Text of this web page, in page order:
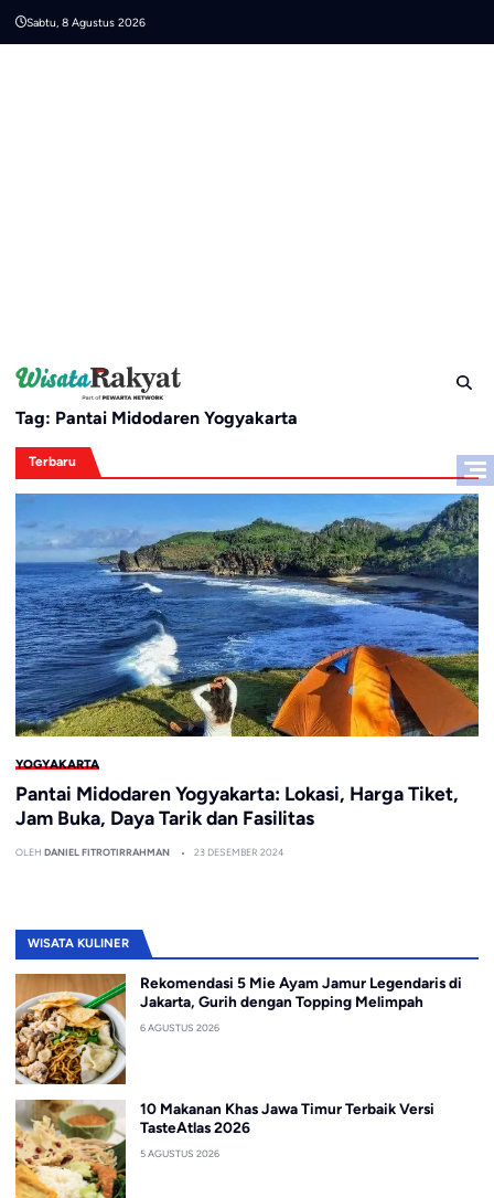
Sabtu, 8 Agustus 2026
Tag: Pantai Midodaren Yogyakarta
Terbaru
YOGYAKARTA
Pantai Midodaren Yogyakarta: Lokasi, Harga Tiket,
Jam Buka, Daya Tarik dan Fasilitas
OLEH DANIEL FITROTIRRAHMAN 23 DESEMBER 2024
WISATA KULINER
Rekomendasi 5 Mie Ayam Jamur Legendaris di
Jakarta, Gurih dengan Topping Melimpah
6 AGUSTUS 2026
10 Makanan Khas Jawa Timur Terbaik Versi
TasteAtlas 2026
5 AGUSTUS 2026